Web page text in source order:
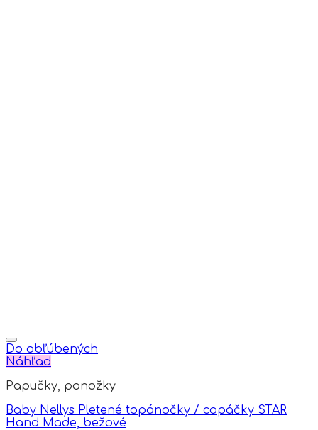
Do obľúbených
Náhľad
Papučky, ponožky
Baby Nellys Pletené topánočky / capáčky STAR
Hand Made, bežové